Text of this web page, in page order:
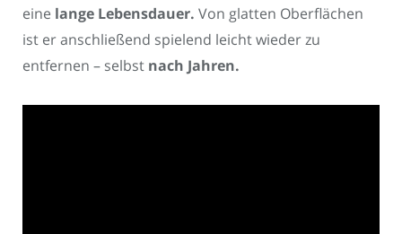
eine lange Lebensdauer. Von glatten Oberflächen
ist er anschließend spielend leicht wieder zu
entfernen – selbst nach Jahren.